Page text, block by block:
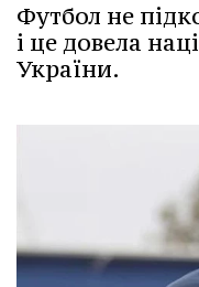
Футбол не
і це довела
України.